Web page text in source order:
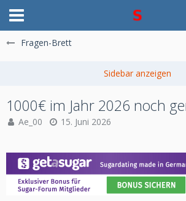
Fragen-Brett
1000€ im Jahr 2026 noch
Ae_00 15. Juni 2026